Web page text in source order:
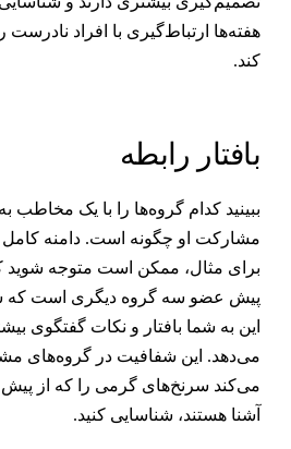
ارتباط‌گیری با افراد نادرست را
رابطه
کدام گروه‌ها را با یک مخاطب
او چگونه است. دامنه کامل
مثال، ممکن است متوجه شوید که
عضو سه گروه دیگری است که شما
به شما بافتار و نکات گفتگوی
این شفافیت در گروه‌های
سرنخ‌های گرمی را که از پیش با
هستند، شناسایی کنید.